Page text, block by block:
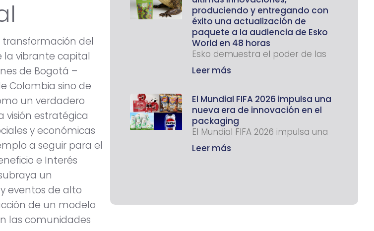
transformación del
la vibrante capital
de Bogotá –
Colombia sino de
un verdadero
visión estratégica
y económicas
a seguir para el
e Interés
un
eventos de alto
de un modelo
las comunidades
produciendo y entregando con
éxito una actualización de
paquete a la audiencia de Esko
World en 48 horas
Esko demuestra el poder de las
Leer más
El Mundial FIFA 2026 impulsa una
nueva era de innovación en el
packaging
El Mundial FIFA 2026 impulsa una
Leer más